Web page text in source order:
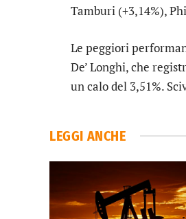
Tamburi (+3,14%),
Le peggiori
De’ Longhi, che
un calo del 3,51%.
LEGGI ANCHE